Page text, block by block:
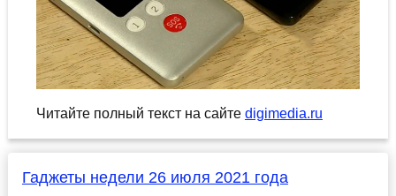
Читайте полный текст на сайте digimedia.ru
Гаджеты недели 26 июля 2021 года